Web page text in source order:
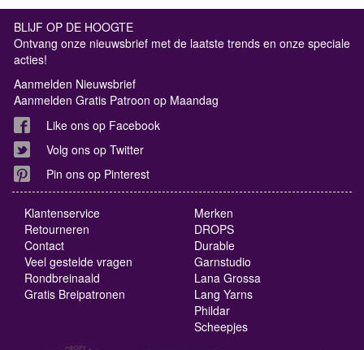
BLIJF OP DE HOOGTE
Ontvang onze nieuwsbrief met de laatste trends en onze speciale
acties!
Aanmelden Nieuwsbrief
Aanmelden Gratis Patroon op Maandag
Like ons op Facebook
Volg ons op Twitter
Pin ons op Pinterest
Klantenservice
Retourneren
Contact
Veel gestelde vragen
Rondbreinaald
Gratis Breipatronen
Merken
DROPS
Durable
Garnstudio
Lana Grossa
Lang Yarns
Phildar
Scheepjes